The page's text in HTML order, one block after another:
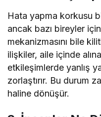
Hata yapma korkusu
ancak bazı bireyler
mekanizmasını bile
ilişkiler, aile içinde
etkileşimlerde yanlış
zorlaştırır. Bu durum
haline dönüşür.